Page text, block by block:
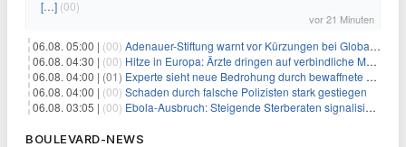
[…] (00)
vor 21 Minuten
06.08. 05:00 | (00) Adenauer-Stiftung warnt vor Kürzungen bei Globaler Gesundheit
06.08. 04:30 | (00) Hitze in Europa: Ärzte dringen auf verbindliche Maßnahmen
06.08. 04:00 | (01) Experte sieht neue Bedrohung durch bewaffnete Drohnen
06.08. 04:00 | (00) Schaden durch falsche Polizisten stark gestiegen
06.08. 03:05 | (00) Ebola-Ausbruch: Steigende Sterberaten signalisieren dringenden Bedarf an verbesserter Gesundheitsinfrastruktur
BOULEVARD-NEWS